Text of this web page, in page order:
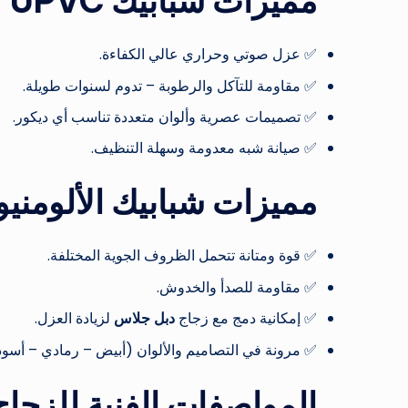
✅ عزل صوتي وحراري عالي الكفاءة.
✅ مقاومة للتآكل والرطوبة – تدوم لسنوات طويلة.
✅ تصميمات عصرية وألوان متعددة تناسب أي ديكور.
✅ صيانة شبه معدومة وسهلة التنظيف.
مميزات شبابيك
✅ قوة ومتانة تتحمل الظروف الجوية المختلفة.
✅ مقاومة للصدأ والخدوش.
✅ إمكانية دمج مع زجاج دبل جلاس لزيادة العزل.
✅ مرونة في التصاميم والألوان (أبيض – رمادي –